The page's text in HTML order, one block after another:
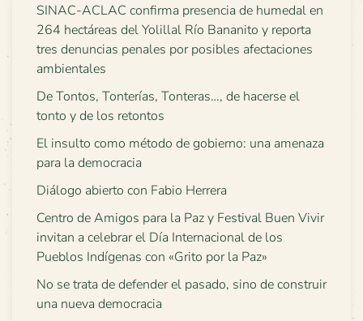
SINAC-ACLAC confirma presencia de humedal en
264 hectáreas del Yolillal Río Bananito y reporta
tres denuncias penales por posibles afectaciones
ambientales
De Tontos, Tonterías, Tonteras…, de hacerse el
tonto y de los retontos
El insulto como método de gobierno: una amenaza
para la democracia
Diálogo abierto con Fabio Herrera
Centro de Amigos para la Paz y Festival Buen Vivir
invitan a celebrar el Día Internacional de los
Pueblos Indígenas con «Grito por la Paz»
No se trata de defender el pasado, sino de construir
una nueva democracia